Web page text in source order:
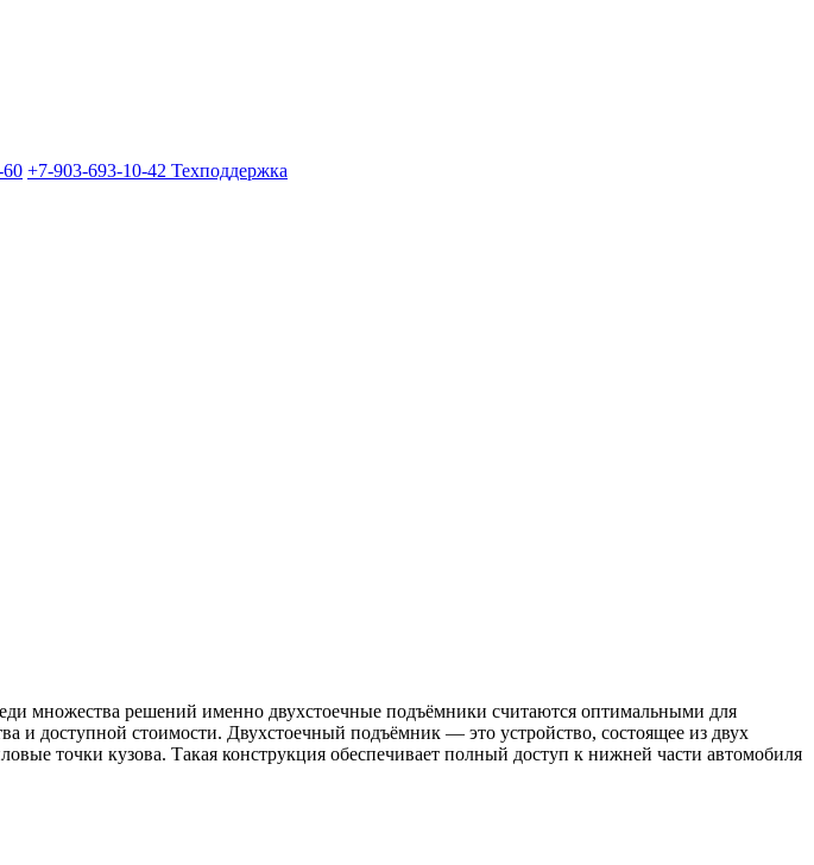
60 +7-903-693-10-42 Техподдержка
множества решений именно двухстоечные подъёмники считаются оптимальными для
и доступной стоимости. Двухстоечный подъёмник — это устройство, состоящее из двух
точки кузова. Такая конструкция обеспечивает полный доступ к нижней части автомобиля